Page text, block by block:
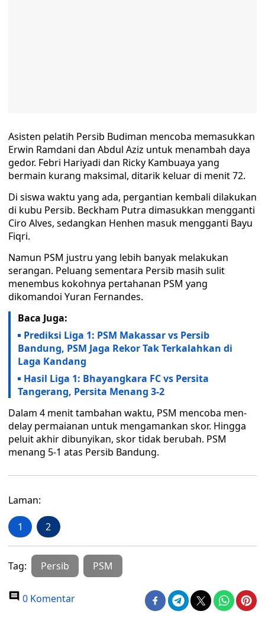
Asisten pelatih Persib Budiman mencoba memasukkan
Erwin Ramdani dan Abdul Aziz untuk menambah daya
gedor. Febri Hariyadi dan Ricky Kambuaya yang
bermain kurang maksimal, ditarik keluar di menit 72.
Di siswa waktu yang ada, pergantian kembali dilakukan
di kubu Persib. Beckham Putra dimasukkan mengganti
Ciro Alves, sedangkan Henhen masuk mengganti Bayu
Fiqri.
Namun PSM justru yang lebih banyak melakukan
serangan. Peluang sementara Persib masih sulit
menembus kokohnya pertahanan PSM yang
dikomandoi Yuran Fernandes.
Baca Juga:
Prediksi Liga 1: PSM Makassar vs Persib
Bandung, PSM Jaga Rekor Tak Terkalahkan di
Laga Kandang
Hasil Liga 1: Bhayangkara FC vs Persita
Tangerang, Persita Menang 3-2
Dalam 4 menit tambahan waktu, PSM mencoba men-
delay permaianan untuk mengamankan skor. Hingga
peluit akhir dibunyikan, skor tidak berubah. PSM
menang 5-1 atas Persib Bandung.
Laman:
1 2
Tag: Persib PSM
0 Komentar